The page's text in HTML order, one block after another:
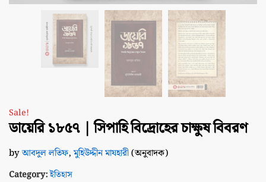
Sale!
ডায়েরি ১৮৫৭ | সিপাহি বিদ্রোহের চাক্ষুষ বিবরণ
byআবদুল লতিফ,মুহিউদ্দীন মাযহারী(অনুবাদক)
Category:ইতিহাস